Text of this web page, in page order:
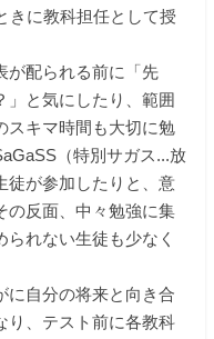
きに教科担任として授
配られる前に「先
」と気にしたり、範囲
スキマ時間も大切に勉
（特別サガス...放
徒が参加したりと、意
の反面、中々勉強に集
れない生徒も少なく
自分の将来と向き合
り、テスト前に各教科